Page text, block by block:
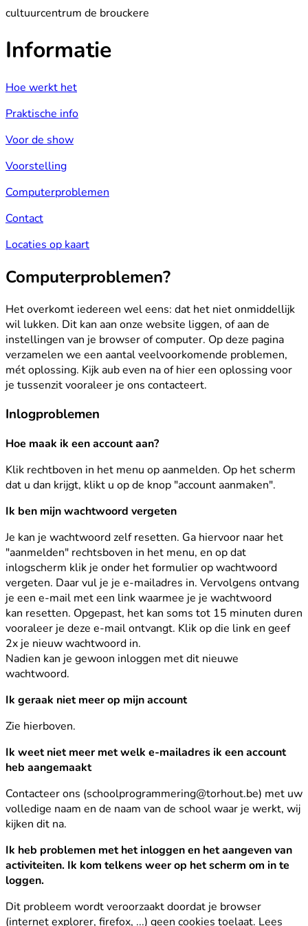
cultuurcentrum de brouckere
Informatie
Hoe werkt het
Praktische info
Voor de show
Voorstelling
Computerproblemen
Contact
Locaties op kaart
Computerproblemen?
Het overkomt iedereen wel eens: dat het niet onmiddellijk
wil lukken. Dit kan aan onze website liggen, of aan de
instellingen van je browser of computer. Op deze pagina
verzamelen we een aantal veelvoorkomende problemen,
mét oplossing. Kijk aub even na of hier een oplossing voor
je tussenzit vooraleer je ons contacteert.
Inlogproblemen
Hoe maak ik een account aan?
Klik rechtboven in het menu op aanmelden. Op het scherm
dat u dan krijgt, klikt u op de knop "account aanmaken".
Ik ben mijn wachtwoord vergeten
Je kan je wachtwoord zelf resetten. Ga hiervoor naar het
"aanmelden" rechtsboven in het menu, en op dat
inlogscherm klik je onder het formulier op wachtwoord
vergeten. Daar vul je je e-mailadres in. Vervolgens ontvang
je een e-mail met een link waarmee je je wachtwoord
kan resetten. Opgepast, het kan soms tot 15 minuten duren
vooraleer je deze e-mail ontvangt. Klik op die link en geef
2x je nieuw wachtwoord in.
Nadien kan je gewoon inloggen met dit nieuwe
wachtwoord.
Ik geraak niet meer op mijn account
Zie hierboven.
Ik weet niet meer met welk e-mailadres ik een account
heb aangemaakt
Contacteer ons (schoolprogrammering@torhout.be) met uw
volledige naam en de naam van de school waar je werkt, wij
kijken dit na.
Ik heb problemen met het inloggen en het aangeven van
activiteiten. Ik kom telkens weer op het scherm om in te
loggen.
Dit probleem wordt veroorzaakt doordat je browser
(internet explorer, firefox, ...) geen cookies toelaat. Lees